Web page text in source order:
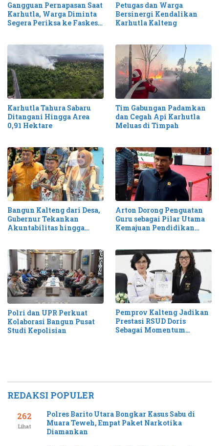
Gangguan Pernapasan Saat
Karhutla, Warga Diminta
Segera Periksa ke Faskes
Petugas dan Warga
Bersinergi Kendalikan
Karhutla Kalteng
Karhutla Tahura Sabaru
Ditangani Hingga Area
0,91 Hektare
Tim Gabungan Padamkan
dan Cegah Api Karhutla
Meluas di Timpah
Bangun Kalteng dari Desa,
Gubernur Tekankan
Akuntabilitas hingga
Arton Dorong Penguatan
Guru sebagai Pilar Utama
Kemajuan Pendidikan
Polri dan UPR Perkuat
Kolaborasi Bangun Pusat
Studi Kepolisian
Pemprov Kalteng Jadikan
Prestasi RSUD Doris
Sebagai Momentum
REDAKSI POPULER
262
Lihat
Polres Barito Utara Bongkar Kasus Sabu di
Muara Teweh, Empat Paket Narkotika
Diamankan